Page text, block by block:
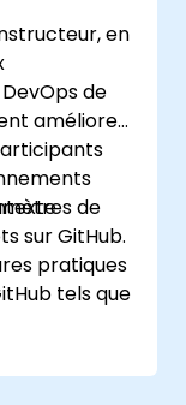
les
contrôle de
pour
l'équipe les
la structure
de bonnes
en
de
améliorer
de
sur GitHub.
pratiques
tels que
actions